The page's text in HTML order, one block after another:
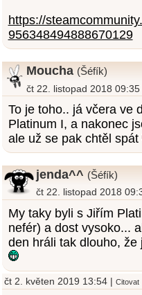
https://
956348494888670129
Moucha (Šéfík)
čt 22. listopad 2018 09:35
To je toho.. já včera ve
Platinum I, a nakonec
ale už se pak chtěl spát
jenda^^ (Šéfík)
čt 22. listopad 2018
My taky byli s Jiřím
nefér) a dost vysoko...
den hráli tak dlouho,
čt 2. květen 2019 13:54 | Citovat